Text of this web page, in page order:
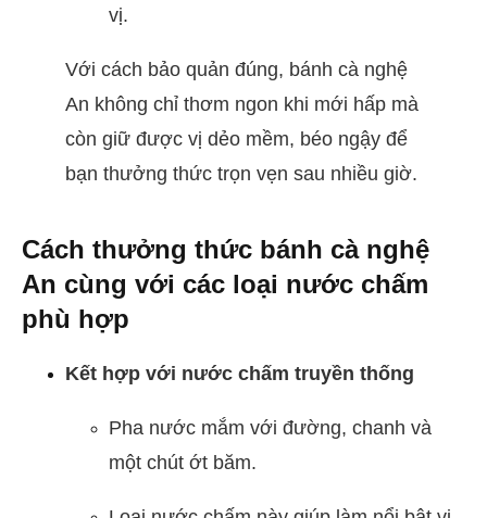
vị.
Với cách bảo quản đúng, bánh cà nghệ
An không chỉ thơm ngon khi mới hấp mà
còn giữ được vị dẻo mềm, béo ngậy để
bạn thưởng thức trọn vẹn sau nhiều giờ.
Cách thưởng thức bánh cà nghệ
An cùng với các loại nước chấm
phù hợp
Kết hợp với nước chấm truyền thống
Pha nước mắm với đường, chanh và
một chút ớt băm.